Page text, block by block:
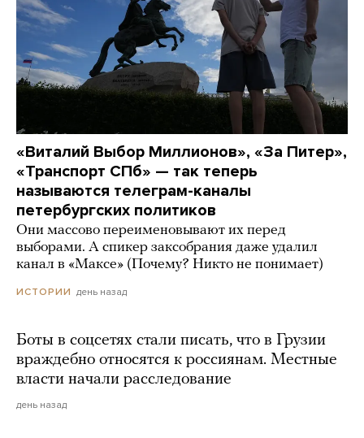
«Виталий Выбор Миллионов», «За Питер»,
«Транспорт СПб» — так теперь
называются телеграм-каналы
петербургских политиков
Они массово переименовывают их перед
выборами. А спикер заксобрания даже удалил
канал в «Максе» (Почему? Никто не понимает)
ИСТОРИИ день назад
Боты в соцсетях стали писать, что в Грузии
враждебно относятся к россиянам. Местные
власти начали расследование
день назад